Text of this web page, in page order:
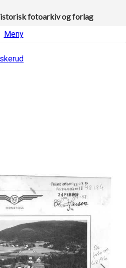
fotoarkiv og forlag
Meny